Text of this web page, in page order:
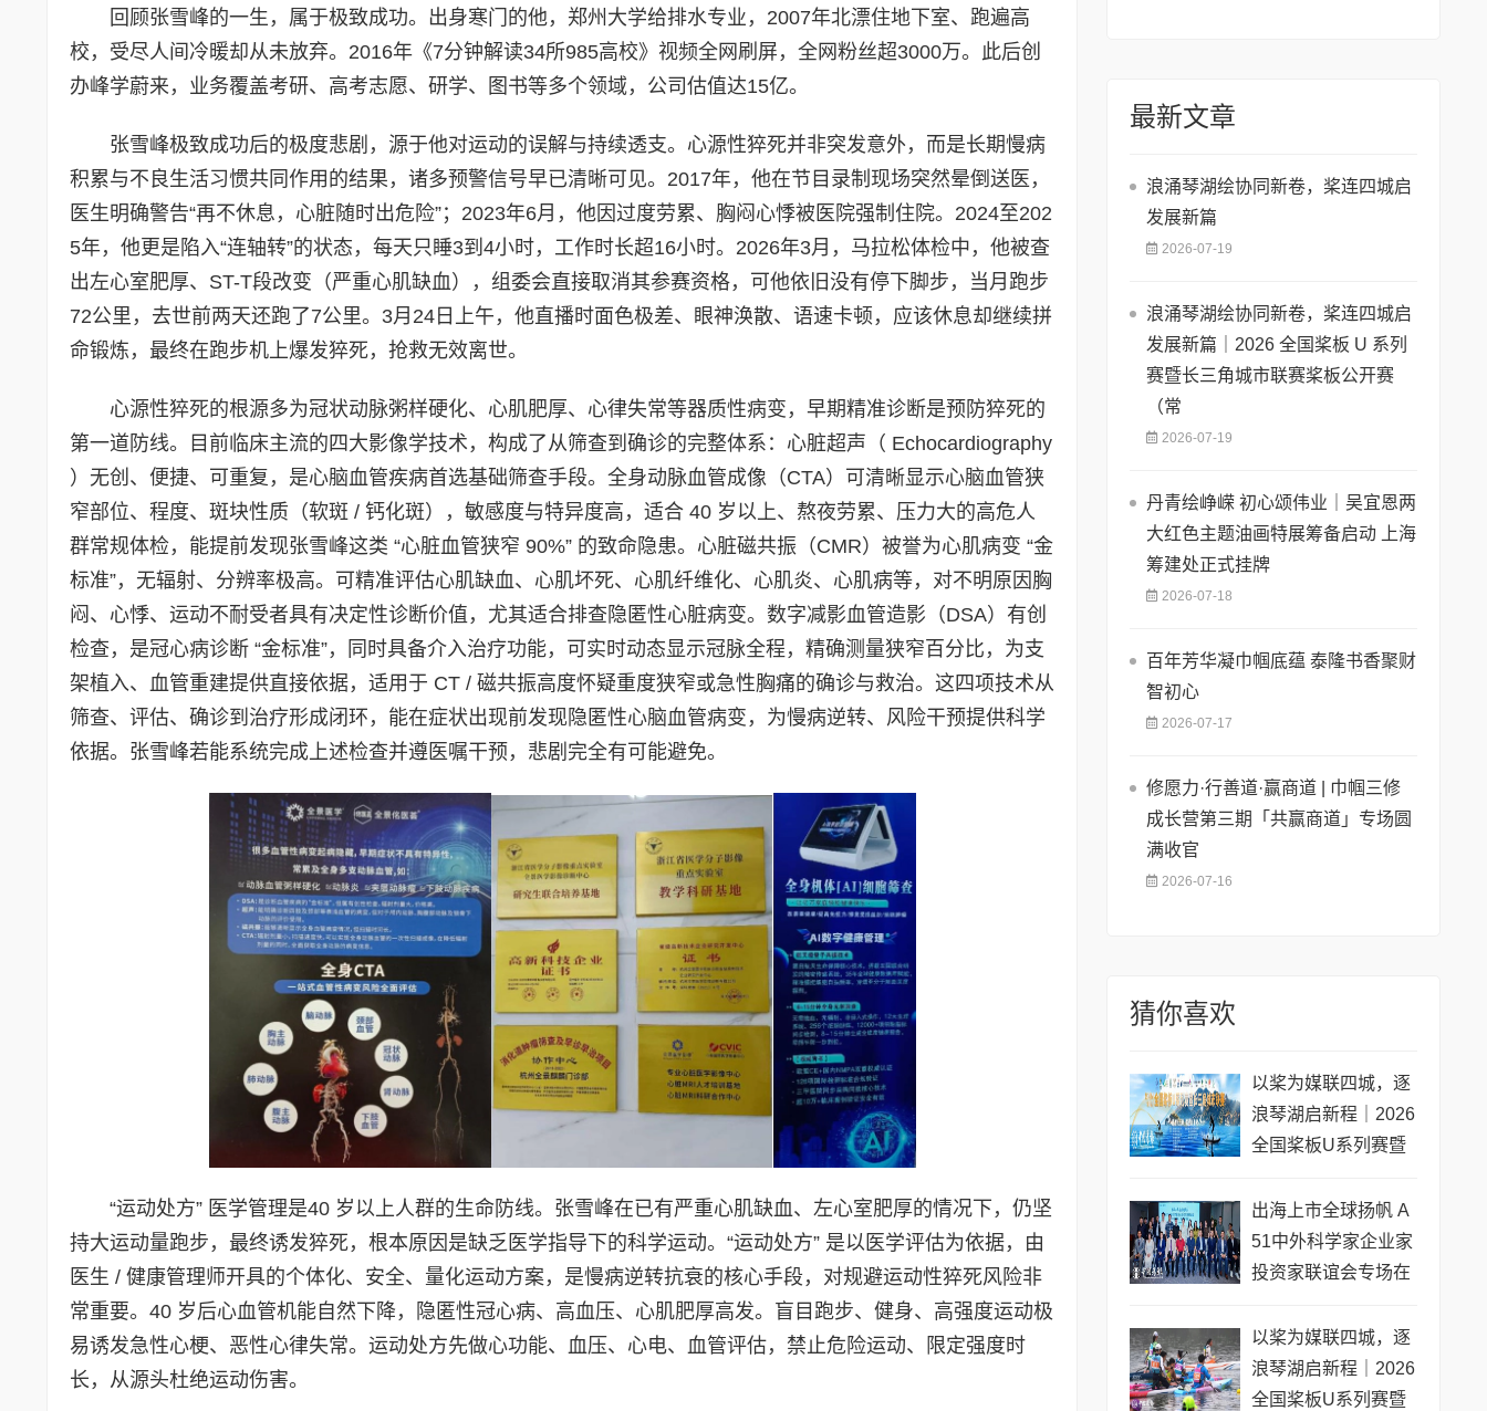
回顾张雪峰的一生，属于极致成功。出身寒门的他，郑州大学给排水专业，2007年北漂住地下室、跑遍高
校，受尽人间冷暖却从未放弃。2016年《7分钟解读34所985高校》视频全网刷屏，全网粉丝超3000万。此后创
办峰学蔚来，业务覆盖考研、高考志愿、研学、图书等多个领域，公司估值达15亿。
张雪峰极致成功后的极度悲剧，源于他对运动的误解与持续透支。心源性猝死并非突发意外，而是长期慢病
积累与不良生活习惯共同作用的结果，诸多预警信号早已清晰可见。2017年，他在节目录制现场突然晕倒送医，
医生明确警告“再不休息，心脏随时出危险”；2023年6月，他因过度劳累、胸闷心悸被医院强制住院。2024至202
5年，他更是陷入“连轴转”的状态，每天只睡3到4小时，工作时长超16小时。2026年3月，马拉松体检中，他被查
出左心室肥厚、ST-T段改变（严重心肌缺血），组委会直接取消其参赛资格，可他依旧没有停下脚步，当月跑步
72公里，去世前两天还跑了7公里。3月24日上午，他直播时面色极差、眼神涣散、语速卡顿，应该休息却继续拼
命锻炼，最终在跑步机上爆发猝死，抢救无效离世。
心源性猝死的根源多为冠状动脉粥样硬化、心肌肥厚、心律失常等器质性病变，早期精准诊断是预防猝死的
第一道防线。目前临床主流的四大影像学技术，构成了从筛查到确诊的完整体系：心脏超声（ Echocardiography
）无创、便捷、可重复，是心脑血管疾病首选基础筛查手段。全身动脉血管成像（CTA）可清晰显示心脑血管狭
窄部位、程度、斑块性质（软斑 / 钙化斑），敏感度与特异度高，适合 40 岁以上、熬夜劳累、压力大的高危人
群常规体检，能提前发现张雪峰这类 “心脏血管狭窄 90%” 的致命隐患。心脏磁共振（CMR）被誉为心肌病变 “金
标准”，无辐射、分辨率极高。可精准评估心肌缺血、心肌坏死、心肌纤维化、心肌炎、心肌病等，对不明原因胸
闷、心悸、运动不耐受者具有决定性诊断价值，尤其适合排查隐匿性心脏病变。数字减影血管造影（DSA）有创
检查，是冠心病诊断 “金标准”，同时具备介入治疗功能，可实时动态显示冠脉全程，精确测量狭窄百分比，为支
架植入、血管重建提供直接依据，适用于 CT / 磁共振高度怀疑重度狭窄或急性胸痛的确诊与救治。这四项技术从
筛查、评估、确诊到治疗形成闭环，能在症状出现前发现隐匿性心脑血管病变，为慢病逆转、风险干预提供科学
依据。张雪峰若能系统完成上述检查并遵医嘱干预，悲剧完全有可能避免。
“运动处方” 医学管理是40 岁以上人群的生命防线。张雪峰在已有严重心肌缺血、左心室肥厚的情况下，仍坚
持大运动量跑步，最终诱发猝死，根本原因是缺乏医学指导下的科学运动。“运动处方” 是以医学评估为依据，由
医生 / 健康管理师开具的个体化、安全、量化运动方案，是慢病逆转抗衰的核心手段，对规避运动性猝死风险非
常重要。40 岁后心血管机能自然下降，隐匿性冠心病、高血压、心肌肥厚高发。盲目跑步、健身、高强度运动极
易诱发急性心梗、恶性心律失常。运动处方先做心功能、血压、心电、血管评估，禁止危险运动、限定强度时
长，从源头杜绝运动伤害。
最新文章
浪涌琴湖绘协同新卷，桨连四城启
发展新篇
2026-07-19
浪涌琴湖绘协同新卷，桨连四城启
发展新篇｜2026 全国桨板 U 系列
赛暨长三角城市联赛桨板公开赛
（常
2026-07-19
丹青绘峥嵘 初心颂伟业｜吴宜恩两
大红色主题油画特展筹备启动 上海
筹建处正式挂牌
2026-07-18
百年芳华凝巾帼底蕴 泰隆书香聚财
智初心
2026-07-17
修愿力·行善道·赢商道 | 巾帼三修
成长营第三期「共赢商道」专场圆
满收官
2026-07-16
猜你喜欢
以桨为媒联四城，逐
浪琴湖启新程｜2026
全国桨板U系列赛暨
公开赛（常熟站）即
将开赛
出海上市全球扬帆 A
51中外科学家企业家
投资家联谊会专场在
业境外上市多元服务
以桨为媒联四城，逐
浪琴湖启新程｜2026
全国桨板U系列赛暨